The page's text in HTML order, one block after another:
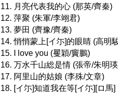
11. 月亮代表我的心 (那英/齊秦)
12. 萍聚 (朱軍/李翊君)
13. 夢田 (齊豫/齊秦)
14. 悄悄蒙上[イ尓]的眼睛 (高明
15. I love you (矍穎/竇鵬)
16. 万水千山総是情 (張帝/朱明
17. 阿里山的姑娘 (李殊/文章)
18. [イ尓]知道我在等[イ尓][ロ馬